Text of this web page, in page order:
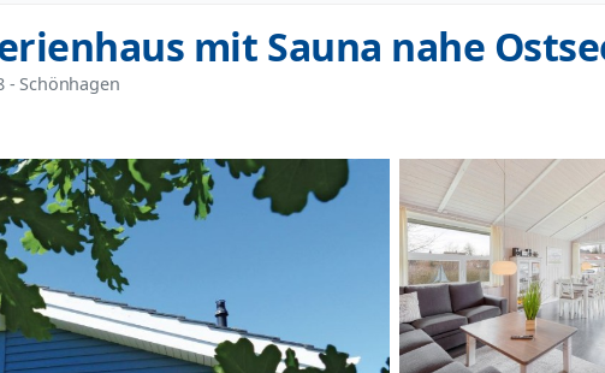
mit Sauna nahe
- Schönhagen